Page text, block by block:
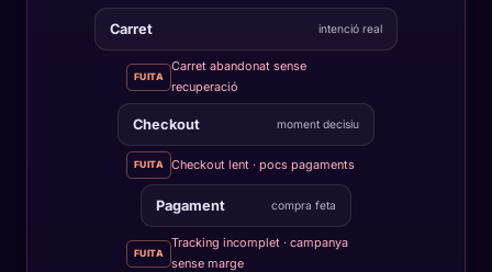
Carret intenció real
FUITA
Carret abandonat sense
recuperació
Checkout moment decisiu
FUITA Checkout lent · pocs pagaments
Pagament compra feta
FUITA
Tracking incomplet · campanya
sense marge